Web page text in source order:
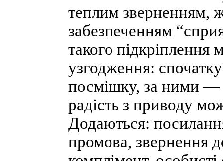
теплим зверненням,
забезпеченням
такого підкріплення
узгодження:
посмішку, за ними —
радість з приводу
Додаються:
промова, звернення